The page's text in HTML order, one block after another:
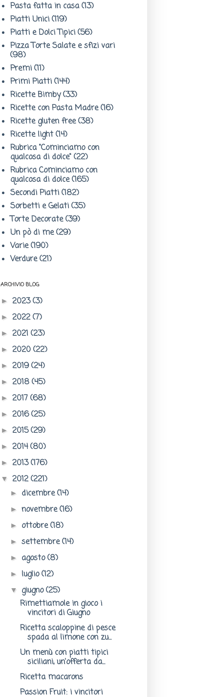
Pasta fatta in casa (13)
Piatti Unici (119)
Piatti e Dolci Tipici (56)
Pizza Torte Salate e sfizi vari
(98)
Premi (11)
Primi Piatti (144)
Ricette Bimby (33)
Ricette con Pasta Madre (16)
Ricette gluten free (38)
Ricette light (14)
Rubrica "Cominciamo con
qualcosa di dolce" (22)
Rubrica Cominciamo con
qualcosa di dolce (165)
Secondi Piatti (182)
Sorbetti e Gelati (35)
Torte Decorate (39)
Un pò di me (29)
Varie (190)
Verdure (21)
ARCHIVIO BLOG
► 2023(3)
► 2022(7)
► 2021 (23)
► 2020 (22)
► 2019(24)
► 2018 (45)
► 2017 (68)
► 2016(25)
► 2015(29)
► 2014(80)
► 2013(176)
▼ 2012(221)
► dicembre(14)
►novembre(16)
► ottobre(18)
►settembre(14)
► agosto(8)
► luglio(12)
▼ giugno(25)
Rimettiamole in gioco i
vincitori di Giugno
Ricetta scaloppine di pesce
spada al limone con zu...
Un menù con piatti tipici
siciliani, un'offerta da...
Ricetta macarons
Passion Fruit: i vincitori